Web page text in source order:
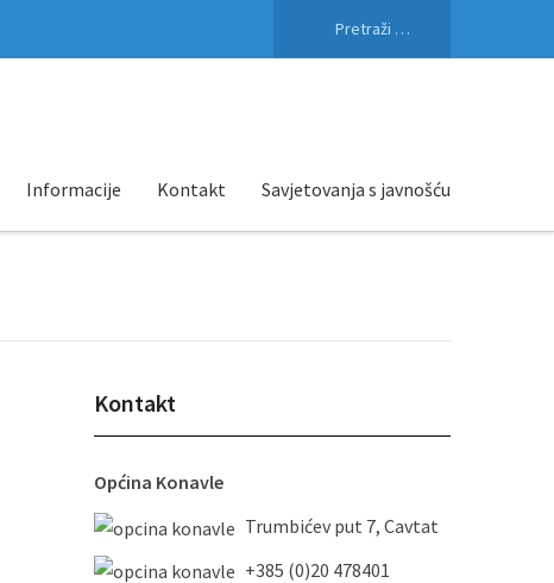
Informacije Kontakt Savjetovanja s javnošću
Kontakt
Općina Konavle
Trumbićev put 7, Cavtat
+385 (0)20 478401